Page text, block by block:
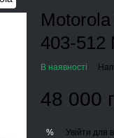
403-512
В наявності
48 000
% Увійти для